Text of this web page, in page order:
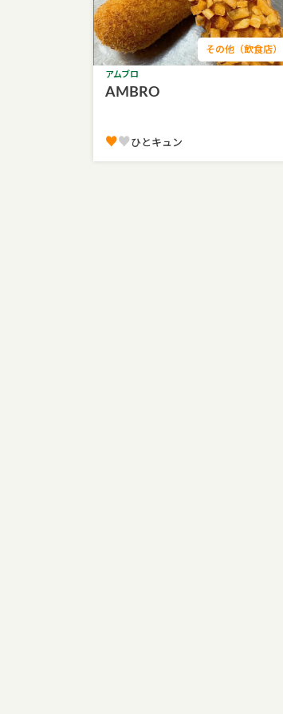
その他（飲食店）
アムブロ
AMBRO
♥♥ ひとキュン